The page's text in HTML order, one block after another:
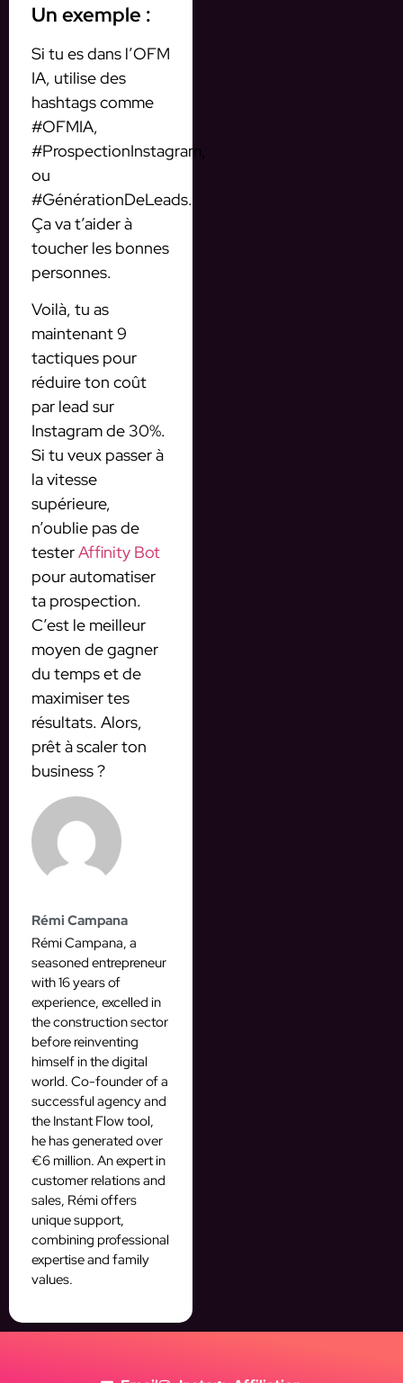
Un exemple :
Si tu es dans l’OFM
IA, utilise des
hashtags comme
#OFMIA,
#ProspectionInstagram,
ou
#GénérationDeLeads.
Ça va t’aider à
toucher les bonnes
personnes.
Voilà, tu as
maintenant 9
tactiques pour
réduire ton coût
par lead sur
Instagram de 30%.
Si tu veux passer à
la vitesse
supérieure,
n’oublie pas de
testerAffinity Bot
pour automatiser
ta prospection.
C’est le meilleur
moyen de gagner
du temps et de
maximiser tes
résultats. Alors,
prêt à scaler ton
business ?
Rémi Campana
Rémi Campana, a
seasoned entrepreneur
with 16 years of
experience, excelled in
the construction sector
before reinventing
himself in the digital
world. Co-founder of a
successful agency and
the Instant Flow tool,
he has generated over
€6 million. An expert in
customer relations and
sales, Rémi offers
unique support,
combining professional
expertise and family
values.